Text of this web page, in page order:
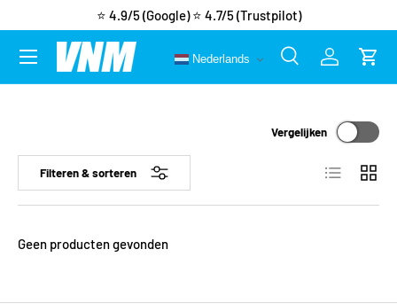
Ga naar inhoud
⭐ 4.9/5 (Google) ⭐ 4.7/5 (Trustpilot)
Zoeken
ZoekenInloggen
Nederlands
Menu
Filteren & sorteren
Vergelijken
Lijst Raster
Geen producten gevonden